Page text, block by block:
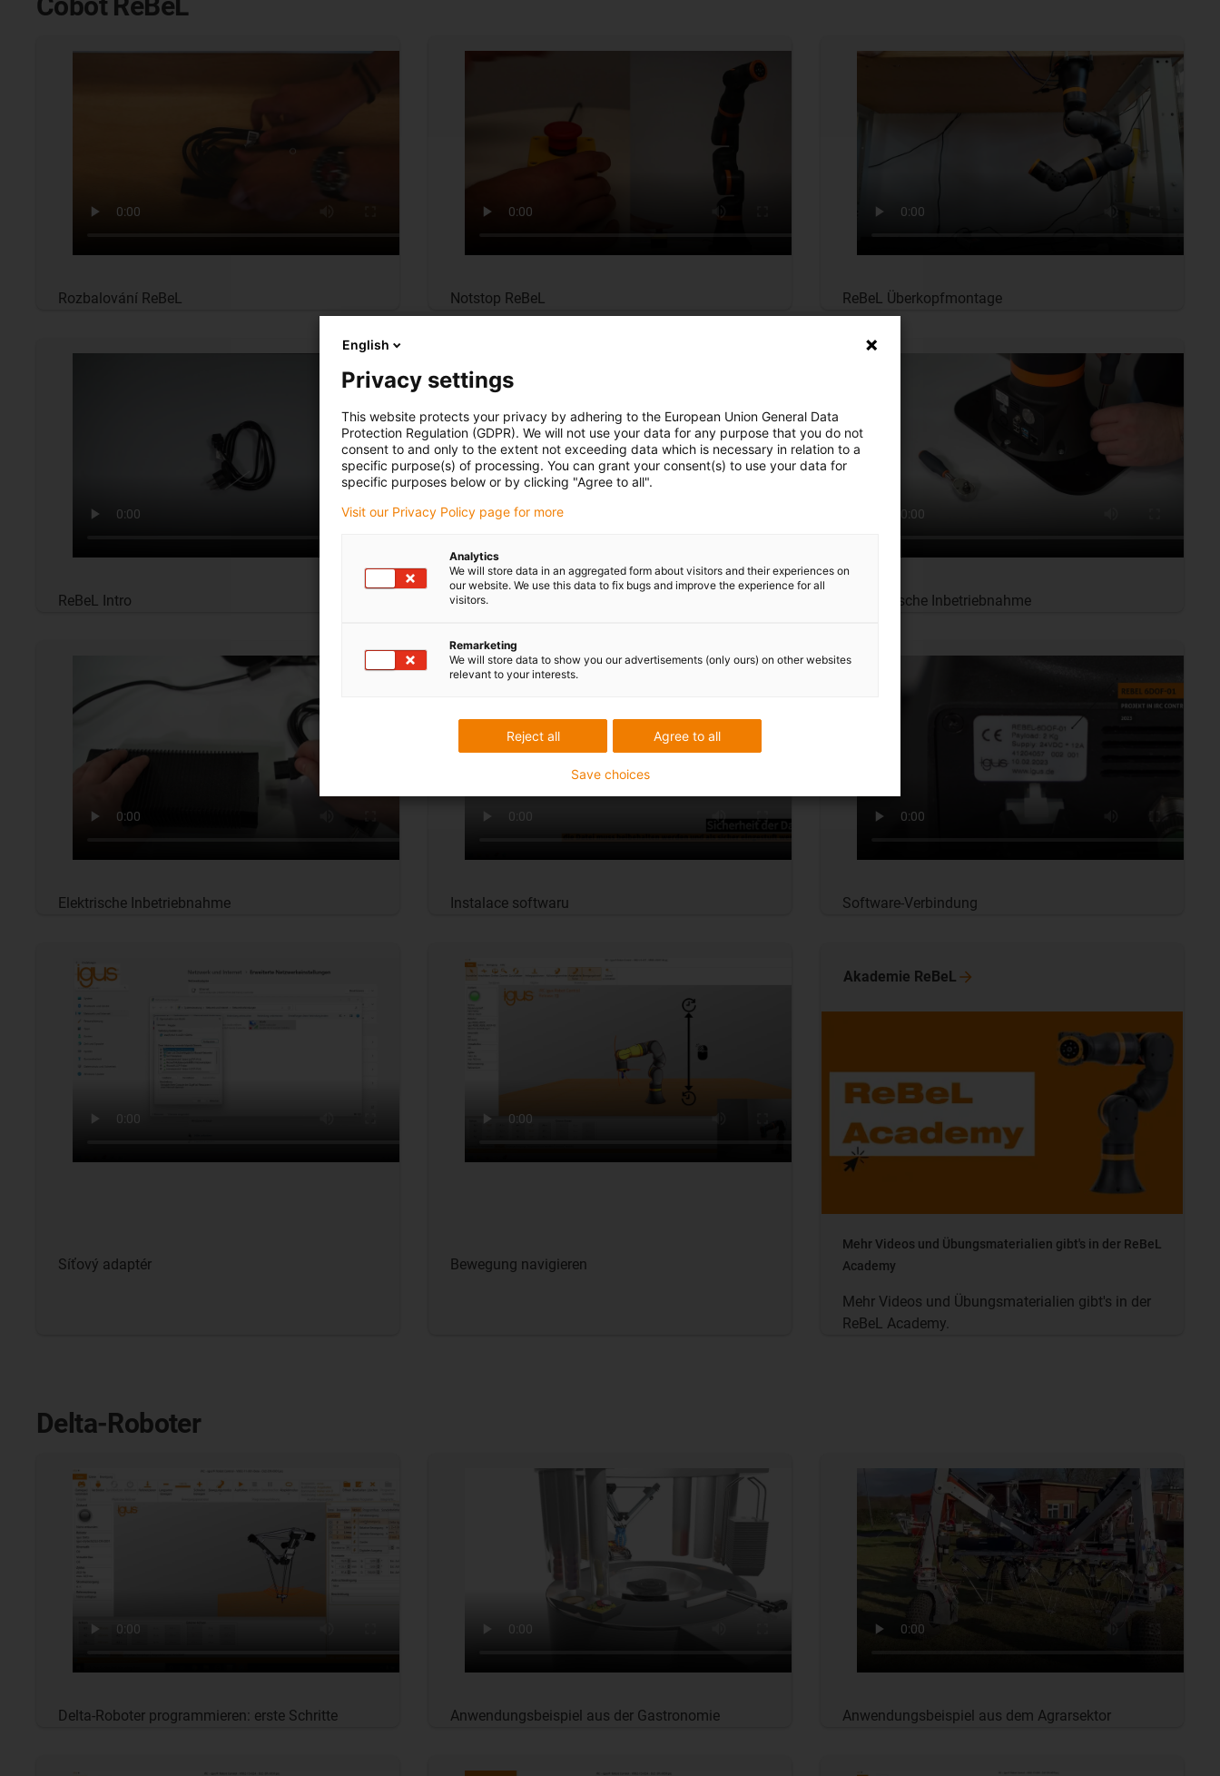
Rozbalování ReBeL Notstop ReBeL ReBeL Überkopfmontage
ReBeL Intro Rozbalování ReBeL Mechanische Inbetriebnahme
Elektrische Inbetriebnahme Instalace softwaru Software-Verbindung
Síťový adaptér Bewegung navigieren
Mehr Videos und Übungsmaterialien gibt's in der ReBeL
Academy
Mehr Videos und Übungsmaterialien gibt's in der
ReBeL Academy.
Akademie ReBeL
Delta-Roboter
Delta-Roboter programmieren: erste Schritte Anwendungsbeispiel aus der Gastronomie Anwendungsbeispiel aus dem Agrarsektor
English
Privacy settings
This website protects your privacy by adhering to the European Union General Data
Protection Regulation (GDPR). We will not use your data for any purpose that you do not
consent to and only to the extent not exceeding data which is necessary in relation to a
specific purpose(s) of processing. You can grant your consent(s) to use your data for
specific purposes below or by clicking "Agree to all".
Visit our Privacy Policy page for more
Analytics
We will store data in an aggregated form about visitors and their experiences on
our website. We use this data to fix bugs and improve the experience for all
visitors.
Remarketing
We will store data to show you our advertisements (only ours) on other websites
relevant to your interests.
Agree to all
Reject all
Save choices